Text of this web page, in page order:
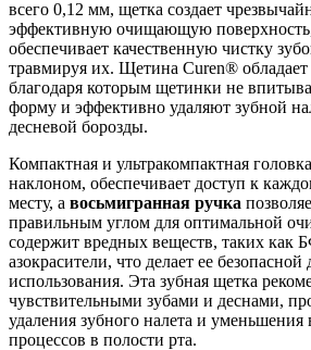
всего 0,12 мм, щетка создает
эффективную очищающую поверхность,
обеспечивает качественную чистку
травмируя их. Щетина Curen®
благодаря которым щетинки не
форму и эффективно удаляют зубной
десневой борозды.
Компактная и ультракомпактная
наклоном, обеспечивает доступ к
месту, а восьмигранная ручка
правильным углом для оптимальной
содержит вредных веществ, таких как
азокрасители, что делает ее
использования. Эта зубная щетка
чувствительными зубами и деснами,
удаления зубного налета и уменьшения
процессов в полости рта.